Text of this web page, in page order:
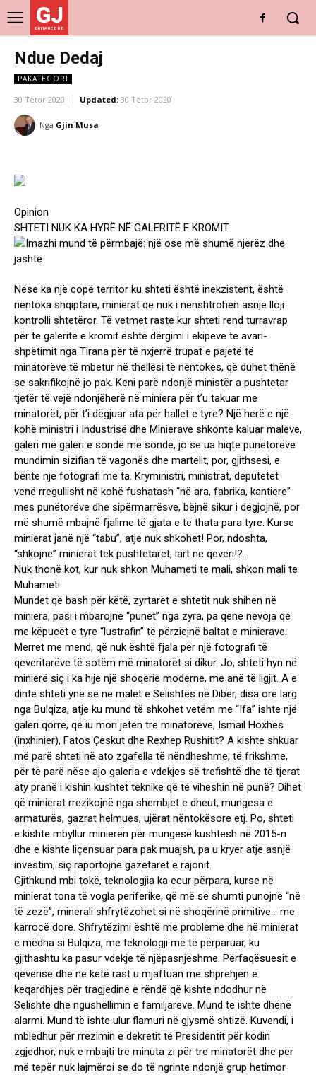
GJ
DRITARE E RE
Ndue Dedaj
PAKATEGORI
30 Tetor 2020 Updated: 30 Tetor 2020
Nga Gjin Musa
Opinion
SHTETI NUK KA HYRË NË GALERITË E KROMIT
Nëse ka një copë territor ku shteti është inekzistent, është
nëntoka shqiptare, minierat që nuk i nënshtrohen asnjë lloji
kontrolli shtetëror. Të vetmet raste kur shteti rend turravrap
për te galeritë e kromit është dërgimi i ekipeve te avari-
shpëtimit nga Tirana për të nxjerrë trupat e pajetë të
minatorëve të mbetur në thellësi të nëntokës, që duhet thënë
se sakrifikojnë jo pak. Keni parë ndonjë ministër a pushtetar
tjetër të vejë ndonjëherë në miniera për t’u takuar me
minatorët, për t’i dëgjuar ata për hallet e tyre? Një herë e një
kohë ministri i Industrisë dhe Minierave shkonte kaluar maleve,
galeri më galeri e sondë më sondë, jo se ua hiqte punëtorëve
mundimin sizifian të vagonës dhe martelit, por, gjithsesi, e
bënte një fotografi me ta. Kryministri, ministrat, deputetët
venë rregullisht në kohë fushatash “në ara, fabrika, kantiere”
mes punëtorëve dhe sipërmarrësve, bëjnë sikur i dëgjojnë, por
më shumë mbajnë fjalime të gjata e të thata para tyre. Kurse
minierat janë një “tabu”, atje nuk shkohet! Por, ndoshta,
“shkojnë” minierat tek pushtetarët, lart në qeveri!?…
Nuk thonë kot, kur nuk shkon Muhameti te mali, shkon mali te
Muhameti.
Mundet që bash për këtë, zyrtarët e shtetit nuk shihen në
miniera, pasi i mbarojnë “punët” nga zyra, pa qenë nevoja që
me këpucët e tyre “lustrafin” të përziejnë baltat e minierave.
Merret me mend, që nuk është fjala për një fotografi të
qeveritarëve të sotëm më minatorët si dikur. Jo, shteti hyn në
minierë siç i ka hije një shoqërie moderne, me anë të ligjit. A e
dinte shteti ynë se në malet e Selishtës në Dibër, disa orë larg
nga Bulqiza, atje ku mund të shkohet vetëm me “Ifa” ishte një
galeri qorre, që iu mori jetën tre minatorëve, Ismail Hoxhës
(inxhinier), Fatos Çeskut dhe Rexhep Rushitit? A kishte shkuar
më parë shteti në ato zgafella të nëndheshme, të frikshme,
për të parë nëse ajo galeria e vdekjes së trefishtë dhe të tjerat
aty pranë i kishin kushtet teknike që të viheshin në punë? Dihet
që minierat rrezikojnë nga shembjet e dheut, mungesa e
armaturës, gazrat helmues, ujërat nëntokësore etj. Po, shteti
e kishte mbyllur minierën për mungesë kushtesh në 2015-n
dhe e kishte liçensuar para pak muajsh, pa u kryer atje asnjë
investim, siç raportojnë gazetarët e rajonit.
Gjithkund mbi tokë, teknologjia ka ecur përpara, kurse në
minierat tona të vogla periferike, që më së shumti punojnë “në
të zezë”, minerali shfrytëzohet si në shoqërinë primitive… me
karrocë dore. Shfrytëzimi është me probleme dhe në minierat
e mëdha si Bulqiza, me teknologji më të përparuar, ku
gjithashtu ka pasur vdekje të njëpasnjëshme. Përfaqësuesit e
qeverisë dhe në këtë rast u mjaftuan me shprehjen e
keqardhjes për tragjedinë e rëndë që kishte ndodhur në
Selishtë dhe ngushëllimin e familjarëve. Mund të ishte dhënë
alarmi. Mund të ishte ulur flamuri në gjysmë shtizë. Kuvendi, i
mbledhur për rrezimin e dekretit të Presidentit për kodin
zgjedhor, nuk e mbajti tre minuta zi për tre minatorët dhe për
më tepër nuk lajmëroi se do të ngrinte ndonjë grup hetimor